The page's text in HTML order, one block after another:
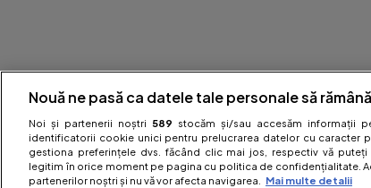
Nouă ne pasă ca datele tale personale să
Noi și partenerii noștri 589 stocăm și/sau accesăm informații
identificatorii cookie unici pentru prelucrarea datelor cu caracter
gestiona preferințele dvs. făcând clic mai jos, respectiv vă
legitim în orice moment pe pagina cu politica de confidențialitate.
partenerilor noștri și nu vă vor afecta navigarea.
Mai multe detalii